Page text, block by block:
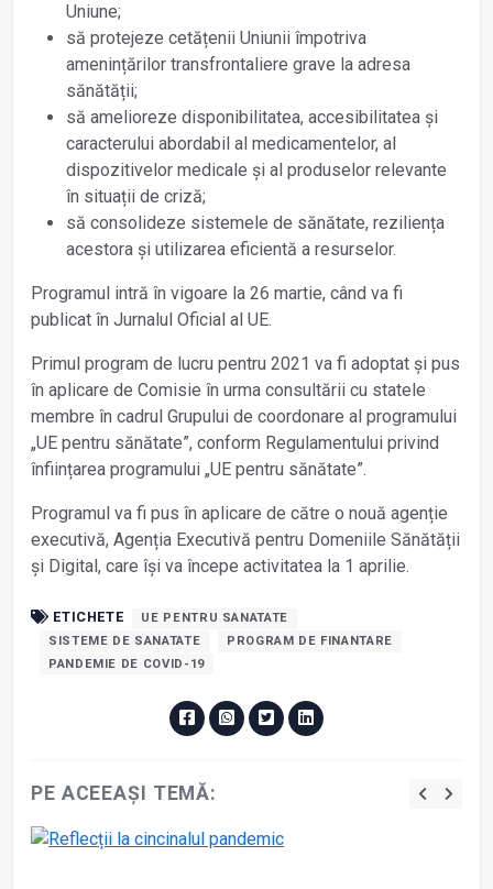
Uniune;
să protejeze cetățenii Uniunii împotriva
amenințărilor transfrontaliere grave la adresa
sănătății;
să amelioreze disponibilitatea, accesibilitatea și
caracterului abordabil al medicamentelor, al
dispozitivelor medicale și al produselor relevante
în situații de criză;
să consolideze sistemele de sănătate, reziliența
acestora și utilizarea eficientă a resurselor.
Programul intră în vigoare la 26 martie, când va fi
publicat în Jurnalul Oficial al UE.
Primul program de lucru pentru 2021 va fi adoptat și pus
în aplicare de Comisie în urma consultării cu statele
membre în cadrul Grupului de coordonare al programului
„UE pentru sănătate”, conform Regulamentului privind
înființarea programului „UE pentru sănătate”.
Programul va fi pus în aplicare de către o nouă agenție
executivă, Agenția Executivă pentru Domeniile Sănătății
și Digital, care își va începe activitatea la 1 aprilie.
ETICHETE
UE PENTRU SANATATE
SISTEME DE SANATATE
PROGRAM DE FINANTARE
PANDEMIE DE COVID-19
PE ACEEAȘI TEMĂ: